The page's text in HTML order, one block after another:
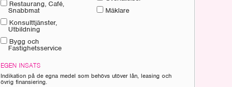
Restaurang, Café,
Snabbmat
Konsulttjänster,
Utbildning
Bygg och
Fastighetsservice
Mäklare
EGEN INSATS
Indikation på de egna medel som behövs utöver lån, leasing och
övrig finansiering.